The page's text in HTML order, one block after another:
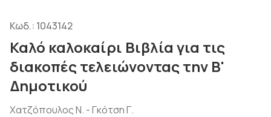
Κωδ.: 1043142
Καλό καλοκαίρι Βιβλία για τις
διακοπές τελειώνοντας την Β'
Δημοτικού
Χατζόπουλος Ν. - Γκότση Γ.